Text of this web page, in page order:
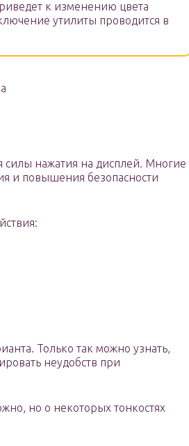
к изменению цвета
утилиты проводится в
нажатия на дисплей. Многие
и повышения безопасности
Только так можно узнать,
неудобств при
но о некоторых тонкостях